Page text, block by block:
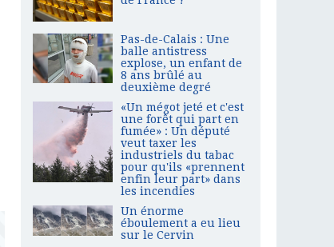
Pas-de-Calais : Une
balle antistress
explose, un enfant de
8 ans brûlé au
deuxième degré
«Un mégot jeté et c'est
une forêt qui part en
fumée» : Un député
veut taxer les
industriels du tabac
pour qu'ils «prennent
enfin leur part» dans
les incendies
Un énorme
éboulement a eu lieu
sur le Cervin